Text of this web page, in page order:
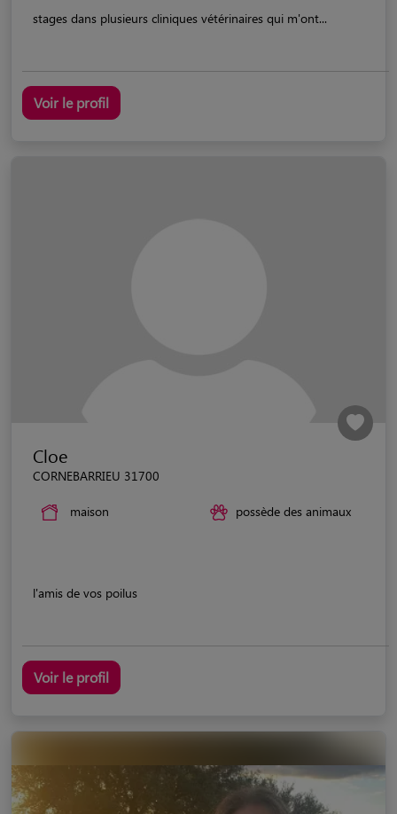
stages dans plusieurs cliniques vétérinaires qui m'ont...
Voir le profil
Cloe
CORNEBARRIEU 31700
maison possède des animaux
l'amis de vos poilus
Voir le profil